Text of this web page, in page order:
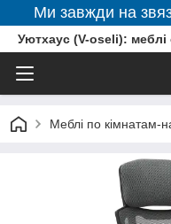
Ми завжди на
Уютхаус (V-oseli): меблі
Меблі по кімнатам-